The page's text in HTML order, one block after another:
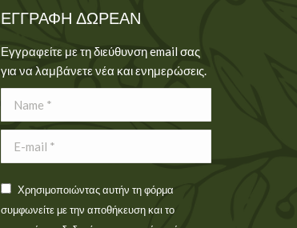
ΕΓΓΡΑΦΉ ΔΩΡΕΆΝ
Εγγραφείτε με τη διεύθυνση email σας
για να λαμβάνετε νέα και ενημερώσεις.
Χρησιμοποιώντας αυτήν τη φόρμα
συμφωνείτε με την αποθήκευση και το